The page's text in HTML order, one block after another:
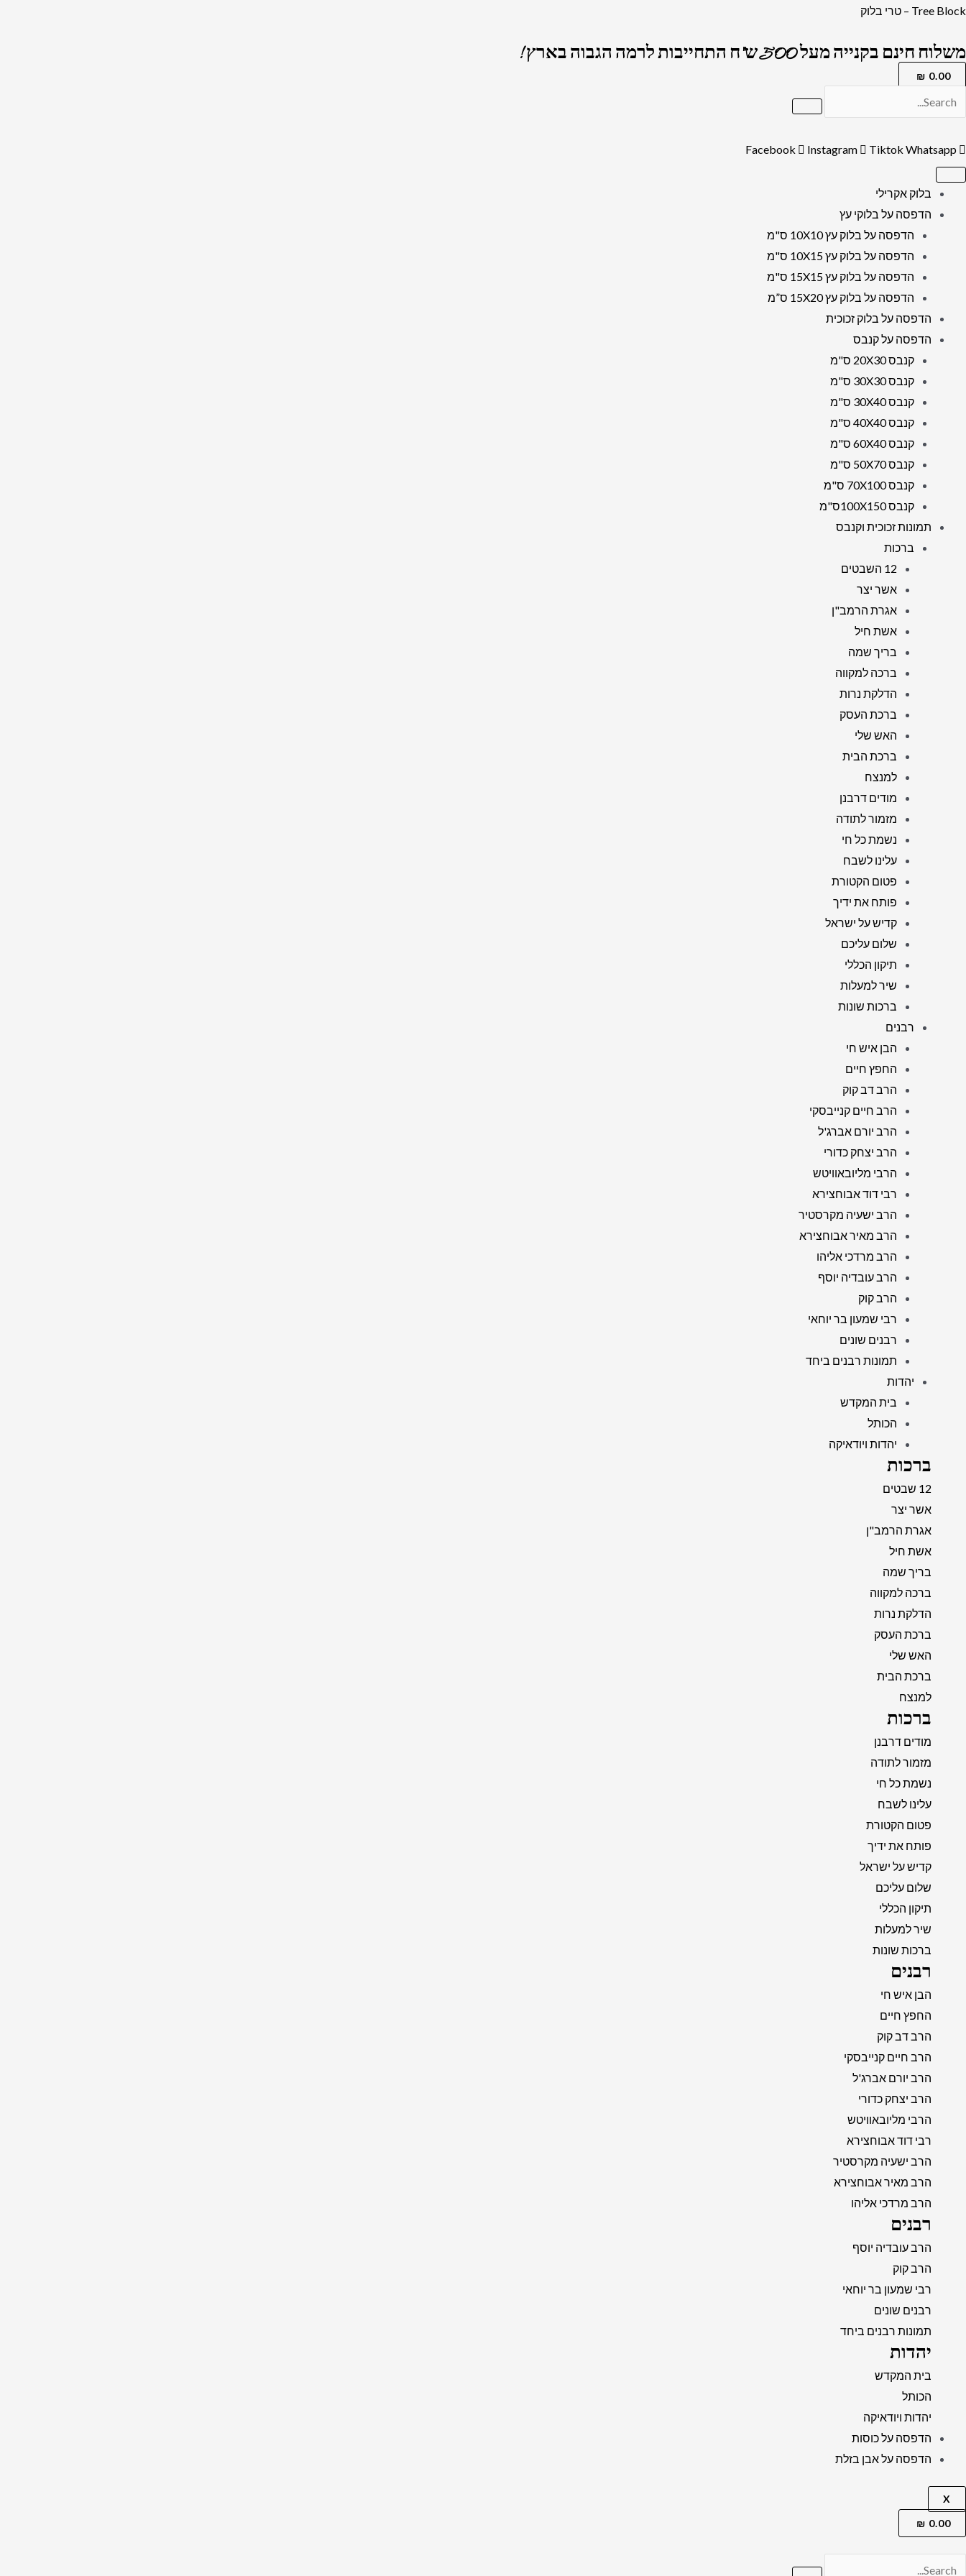
דילוג
Tree Block – טרי בלוק
משלוח חינם בקנייה מעל 500 ש"ח התחייבות לרמה הגבוה בארץ !
0.00
₪
Facebook Instagram Tiktok Whatsapp
בלוק אקרילי
הדפסה על בלוקי עץ
הדפסה על בלוק עץ 10X10 ס"מ
הדפסה על בלוק עץ 10X15 ס"מ
הדפסה על בלוק עץ 15X15 ס"מ
הדפסה על בלוק עץ 15X20 ס”מ
הדפסה על בלוק זכוכית
הדפסה על קנבס
קנבס 20X30 ס"מ
קנבס 30X30 ס"מ
קנבס 30X40 ס"מ
קנבס 40X40 ס"מ
קנבס 60X40 ס"מ
קנבס 50X70 ס"מ
קנבס 70X100 ס"מ
קנבס 100X150ס"מ
תמונות זכוכית וקנבס
ברכות
12 השבטים
אשר יצר
אגרת הרמב"ן
אשת חיל
בריך שמה
ברכה למקווה
הדלקת נרות
ברכת העסק
האש שלי
ברכת הבית
למנצח
מודים דרבנן
מזמור לתודה
נשמת כל חי
עלינו לשבח
פטום הקטורת
פותח את ידיך
קדיש על ישראל
שלום עליכם
תיקון הכללי
שיר למעלות
ברכות שונות
רבנים
הבן איש חי
החפץ חיים
הרב דב קוק
הרב חיים קנייבסקי
הרב יורם אברג'ל
הרב יצחק כדורי
הרבי מליובאוויטש
רבי דוד אבוחצירא
הרב ישעיה מקרסטיר
הרב מאיר אבוחצירא
הרב מרדכי אליהו
הרב עובדיה יוסף
הרב קוק
רבי שמעון בר יוחאי
רבנים שונים
תמונות רבנים ביחד
יהדות
בית המקדש
הכותל
יהדות ויודאיקה
ברכות
12 שבטים
אשר יצר
אגרת הרמב"ן
אשת חיל
בריך שמה
ברכה למקווה
הדלקת נרות
ברכת העסק
האש שלי
ברכת הבית
למנצח
ברכות
מודים דרבנן
מזמור לתודה
נשמת כל חי
עלינו לשבח
פטום הקטורת
פותח את ידיך
קדיש על ישראל
שלום עליכם
תיקון הכללי
שיר למעלות
ברכות שונות
רבנים
הבן איש חי
החפץ חיים
הרב דב קוק
הרב חיים קנייבסקי
הרב יורם אברג'ל
הרב יצחק כדורי
הרבי מליובאוויטש
רבי דוד אבוחצירא
הרב ישעיה מקרסטיר
הרב מאיר אבוחצירא
הרב מרדכי אליהו
רבנים
הרב עובדיה יוסף
הרב קוק
רבי שמעון בר יוחאי
רבנים שונים
תמונות רבנים ביחד
יהדות
בית המקדש
הכותל
יהדות ויודאיקה
הדפסה על כוסות
הדפסה על אבן בזלת
X
0.00
₪
כמות
2729
מעוצבת
הגומל
קנבס
או
זכוכית